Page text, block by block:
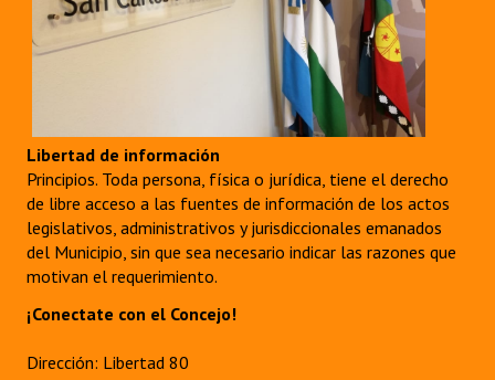
Libertad de información
Principios. Toda persona, física o jurídica, tiene el derecho
de libre acceso a las fuentes de información de los actos
legislativos, administrativos y jurisdiccionales emanados
del Municipio, sin que sea necesario indicar las razones que
motivan el requerimiento.
¡Conectate con el Concejo!
Dirección: Libertad 80